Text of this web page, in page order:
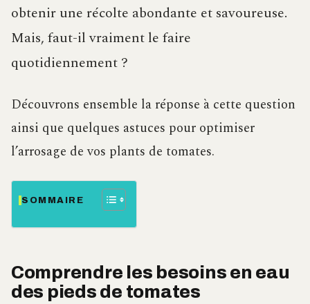
obtenir une récolte abondante et savoureuse.
Mais, faut-il vraiment le faire
quotidiennement ?
Découvrons ensemble la réponse à cette question
ainsi que quelques astuces pour optimiser
l’arrosage de vos plants de tomates.
SOMMAIRE
Comprendre les besoins en eau
des pieds de tomates